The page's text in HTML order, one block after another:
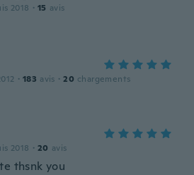
2018 · 15 avis
· 183 avis · 20 chargements
2018 · 20 avis
thsnk you